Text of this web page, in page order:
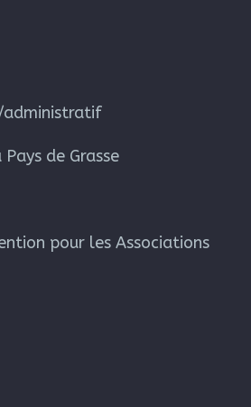
administratif
de Grasse
pour les Associations